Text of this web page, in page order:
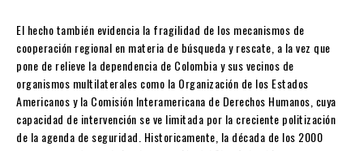
El hecho también evidencia la fragilidad de los mecanismos de
cooperación regional en materia de búsqueda y rescate, a la vez que
pone de relieve la dependencia de Colombia y sus vecinos de
organismos multilaterales como la Organización de los Estados
Americanos y la Comisión Interamericana de Derechos Humanos, cuya
capacidad de intervención se ve limitada por la creciente politización
de la agenda de seguridad. Historicamente, la década de los 2000